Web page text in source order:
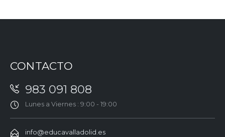
CONTACTO
983 091 808
Lunes a Viernes : 9:00 - 19:00
info@educavalladolid.es